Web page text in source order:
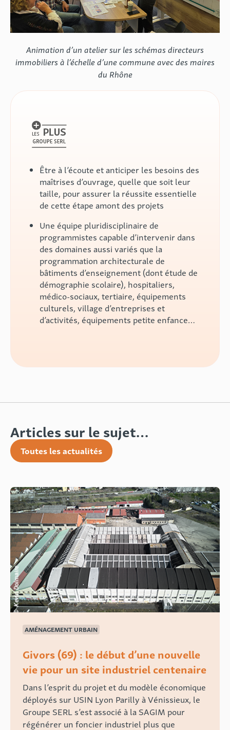
Animation d’un atelier sur les schémas directeurs
immobiliers à l’échelle d’une commune avec des maires
du Rhône
Être à l’écoute et anticiper les besoins des
maîtrises d’ouvrage, quelle que soit leur
taille, pour assurer la réussite essentielle
de cette étape amont des projets
Une équipe pluridisciplinaire de
programmistes capable d’intervenir dans
des domaines aussi variés que la
programmation architecturale de
bâtiments d’enseignement (dont étude de
démographie scolaire), hospitaliers,
médico-sociaux, tertiaire, équipements
culturels, village d’entreprises et
d’activités, équipements petite enfance…
Articles sur le sujet…
Toutes les actualités
AMÉNAGEMENT URBAIN
Givors (69) : le début d’une nouvelle
vie pour un site industriel centenaire
Dans l’esprit du projet et du modèle économique
déployés sur USIN Lyon Parilly à Vénissieux, le
Groupe SERL s’est associé à la SAGIM pour
régénérer un foncier industriel plus que